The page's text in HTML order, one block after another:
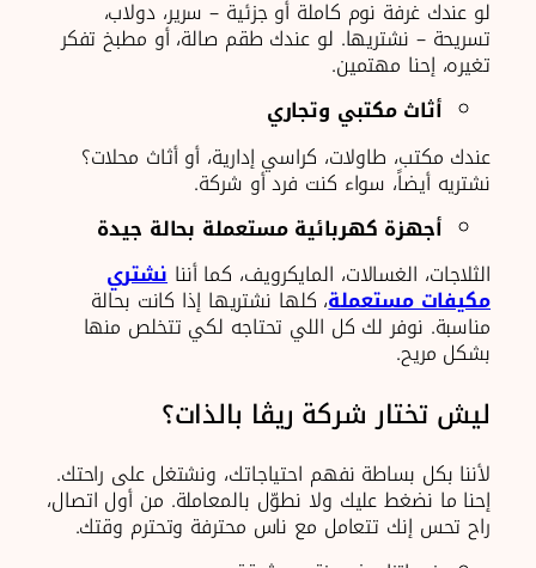
لو عندك غرفة نوم كاملة أو جزئية – سرير، دولاب،
تسريحة – نشتريها. لو عندك طقم صالة، أو مطبخ تفكر
تغيره، إحنا مهتمين.
أثاث مكتبي وتجاري
عندك مكتب، طاولات، كراسي إدارية، أو أثاث محلات؟
نشتريه أيضاً، سواء كنت فرد أو شركة.
أجهزة كهربائية مستعملة بحالة جيدة
الثلاجات، الغسالات، المايكرويف، كما أننا نشتري
مكيفات مستعملة، كلها نشتريها إذا كانت بحالة
مناسبة. نوفر لك كل اللي تحتاجه لكي تتخلص منها
بشكل مريح.
ليش تختار شركة ريڨا بالذات؟
لأننا بكل بساطة نفهم احتياجاتك، ونشتغل على راحتك.
إحنا ما نضغط عليك ولا نطوّل بالمعاملة. من أول اتصال،
راح تحس إنك تتعامل مع ناس محترفة وتحترم وقتك.